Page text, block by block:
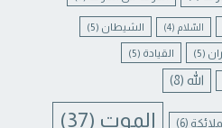
السّلام (4) الشيطان (5)
(5) القيادة (5)
الله (8)
(6) الموت (37)